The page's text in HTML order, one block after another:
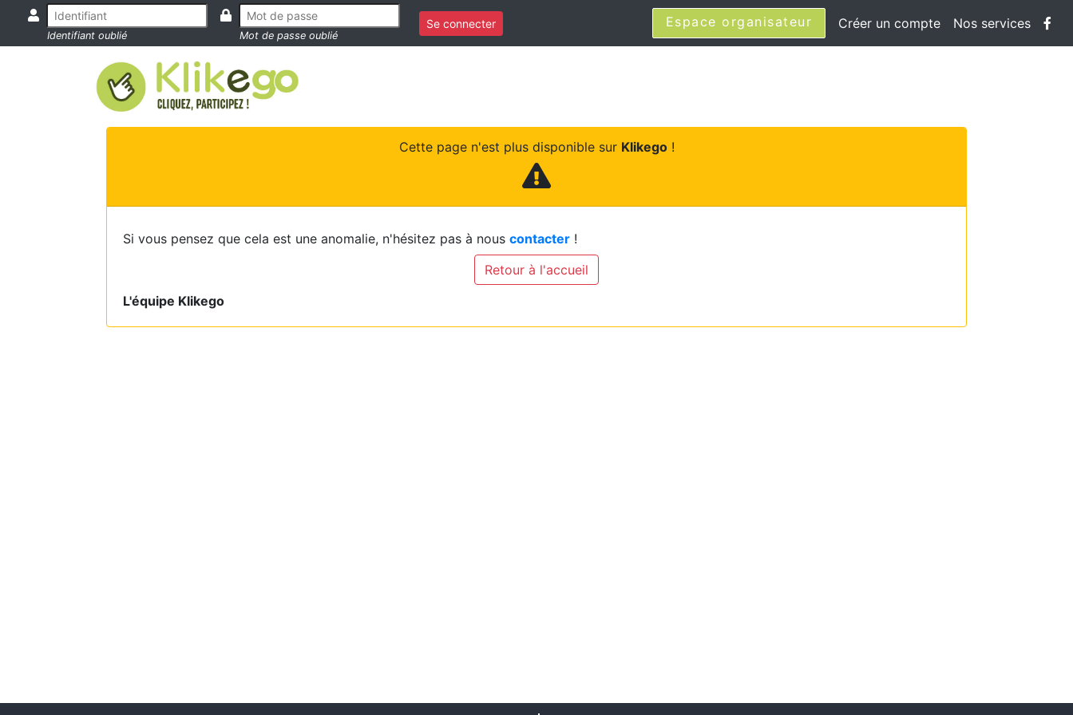
Identifiant oublié Mot de passe oublié
Se connecter Espace organisateur Créer un compte Nos services
Cette page n'est plus disponible sur Klikego!
Si vous pensez que cela est une anomalie, n'hésitez pas à nous contacter !
Retour à l'accueil
L'équipe Klikego